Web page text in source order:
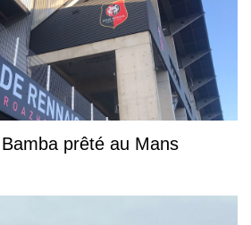
prêté au Mans